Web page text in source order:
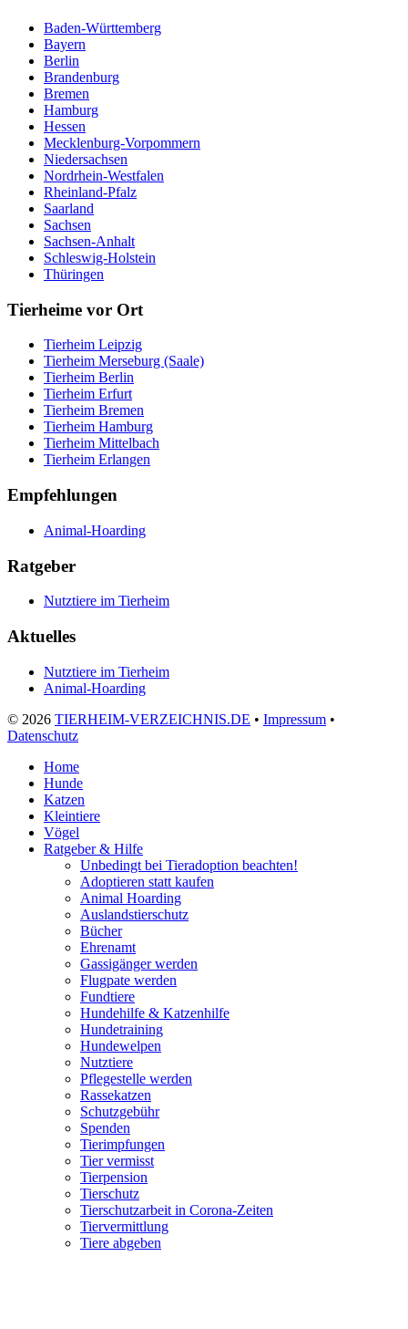
Baden-Württemberg
Bayern
Berlin
Brandenburg
Bremen
Hamburg
Hessen
Mecklenburg-Vorpommern
Niedersachsen
Nordrhein-Westfalen
Rheinland-Pfalz
Saarland
Sachsen
Sachsen-Anhalt
Schleswig-Holstein
Thüringen
Tierheime vor Ort
Tierheim Leipzig
Tierheim Merseburg (Saale)
Tierheim Berlin
Tierheim Erfurt
Tierheim Bremen
Tierheim Hamburg
Tierheim Mittelbach
Tierheim Erlangen
Empfehlungen
Animal-Hoarding
Ratgeber
Nutztiere im Tierheim
Aktuelles
Nutztiere im Tierheim
Animal-Hoarding
© 2026 TIERHEIM-VERZEICHNIS.DE • Impressum •
Datenschutz
Home
Hunde
Katzen
Kleintiere
Vögel
Ratgeber & Hilfe
Unbedingt bei Tieradoption beachten!
Adoptieren statt kaufen
Animal Hoarding
Auslandstierschutz
Bücher
Ehrenamt
Gassigänger werden
Flugpate werden
Fundtiere
Hundehilfe & Katzenhilfe
Hundetraining
Hundewelpen
Nutztiere
Pflegestelle werden
Rassekatzen
Schutzgebühr
Spenden
Tierimpfungen
Tier vermisst
Tierpension
Tierschutz
Tierschutzarbeit in Corona-Zeiten
Tiervermittlung
Tiere abgeben